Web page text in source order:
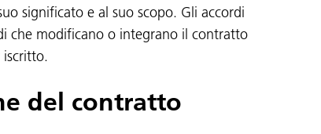
significato e al suo scopo. Gli accordi
che modificano o integrano il contratto
iscritto.
del contratto